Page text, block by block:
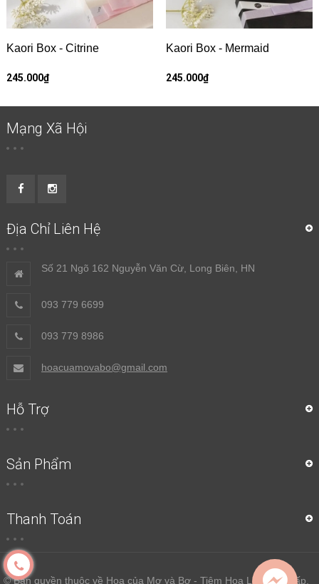
Kaori Box - Citrine
245.000₫
Kaori Box - Mermaid
245.000₫
Mạng Xã Hội
Địa Chỉ Liên Hệ
Số 21 Ngõ 162 Nguyễn Văn Cừ, Long Biên, HN
093 779 6699
093 779 8986
hoacuamovabo@gmail.com
Hỗ Trợ
Sản Phẩm
Thanh Toán
© Bản quyền thuộc về Hoa của Mơ và Bơ - Tiệm Hoa Lụa Cao Cấp.